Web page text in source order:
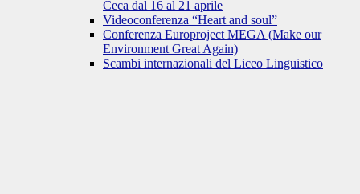
Ceca dal 16 al 21 aprile
Videoconferenza “Heart and soul”
Conferenza Europroject MEGA (Make our
Environment Great Again)
Scambi internazionali del Liceo Linguistico